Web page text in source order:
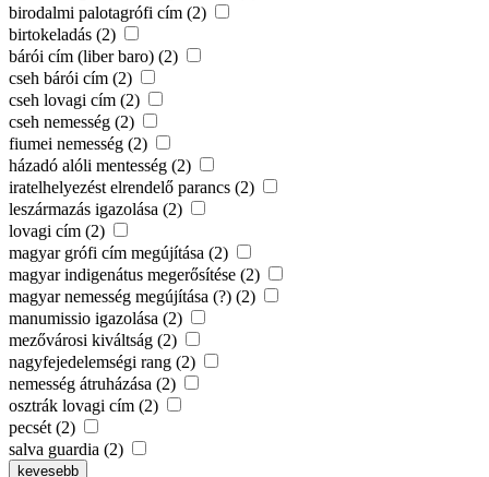
birodalmi palotagrófi cím (2)
birtokeladás (2)
bárói cím (liber baro) (2)
cseh bárói cím (2)
cseh lovagi cím (2)
cseh nemesség (2)
fiumei nemesség (2)
házadó alóli mentesség (2)
iratelhelyezést elrendelő parancs (2)
leszármazás igazolása (2)
lovagi cím (2)
magyar grófi cím megújítása (2)
magyar indigenátus megerősítése (2)
magyar nemesség megújítása (?) (2)
manumissio igazolása (2)
mezővárosi kiváltság (2)
nagyfejedelemségi rang (2)
nemesség átruházása (2)
osztrák lovagi cím (2)
pecsét (2)
salva guardia (2)
kevesebb